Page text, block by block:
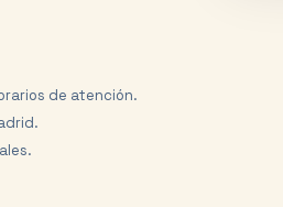
de atención.